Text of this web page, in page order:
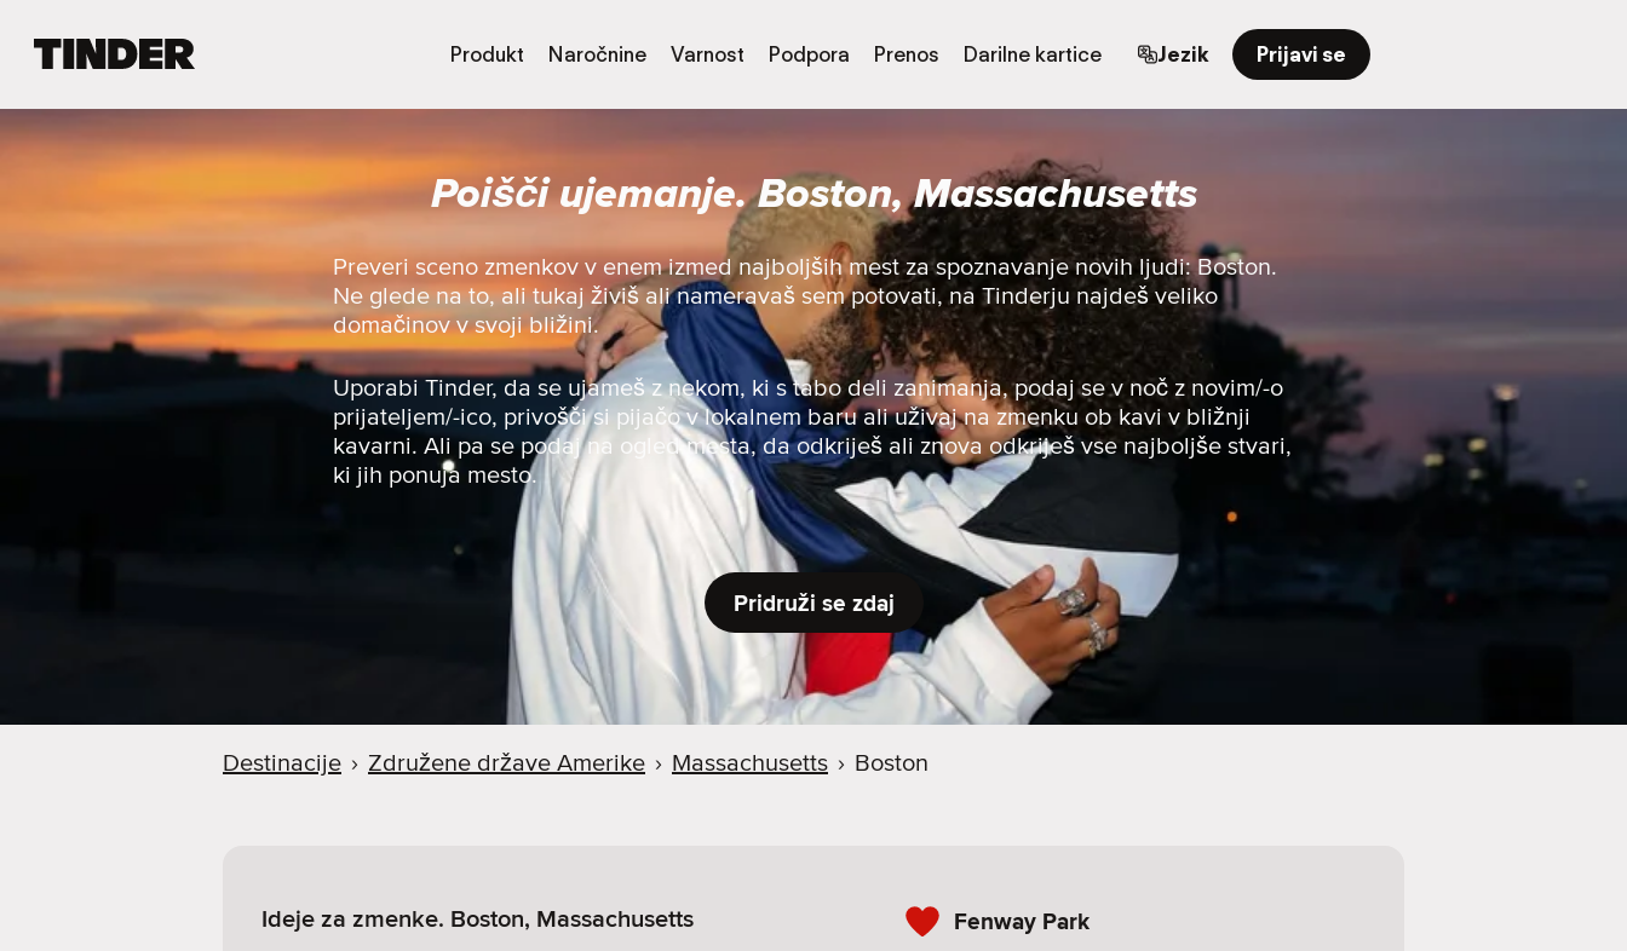
e
o
v
Produkt Naročnine Varnost Podpora Prenos Darilne kartice Jezik Prijavi se
Poišči ujemanje. Boston, Massachusetts
Preveri sceno zmenkov v enem izmed najboljših mest za spoznavanje novih ljudi: Boston.
Ne glede na to, ali tukaj živiš ali nameravaš sem potovati, na Tinderju najdeš veliko
domačinov v svoji bližini.
Uporabi Tinder, da se ujameš z nekom, ki s tabo deli zanimanja, podaj se v noč z novim/-o
prijateljem/-ico, privošči si pijačo v lokalnem baru ali uživaj na zmenku ob kavi v bližnji
kavarni. Ali pa se podaj na ogled mesta, da odkriješ ali znova odkriješ vse najboljše stvari,
ki jih ponuja mesto.
Pridruži se zdaj
Destinacije › Združene države Amerike › Massachusetts › Boston
Ideje za zmenke. Boston, Massachusetts
Fenway Park